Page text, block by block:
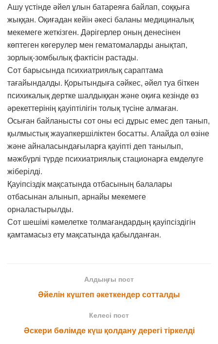
Ашу үстінде әйел ұлын батареяға байлап, соққыға
жыққан. Оқиғадан кейін әкесі баланы медициналық
мекемеге жеткізген. Дәрігерлер оның денесінен
көптеген көгерулер мен гематомаларды анықтап,
зорлық-зомбылық фактісін растады.
Сот барысында психиатриялық сараптама
тағайындалды. Қорытындыға сәйкес, әйел туа біткен
психикалық дертке шалдыққан және оқиға кезінде өз
әрекеттерінің қауіптілігін толық түсіне алмаған.
Осыған байланысты сот оны есі дұрыс емес деп танып,
қылмыстық жауапкершіліктен босатты. Алайда ол өзіне
және айналасындағыларға қауіпті деп танылып,
мәжбүрлі түрде психиатриялық стационарға емделуге
жіберілді.
Қауіпсіздік мақсатында отбасының балалары
отбасынан алынып, арнайы мекемеге
орналастырылды.
Сот шешімі кәмелетке толмағандардың қауіпсіздігін
қамтамасыз ету мақсатында қабылданған.
Алдыңғы пост
Әйелін күштеп әкеткендер сотталды
Келесі пост
Әскери бөлімде күш қолдану дерегі тіркелді